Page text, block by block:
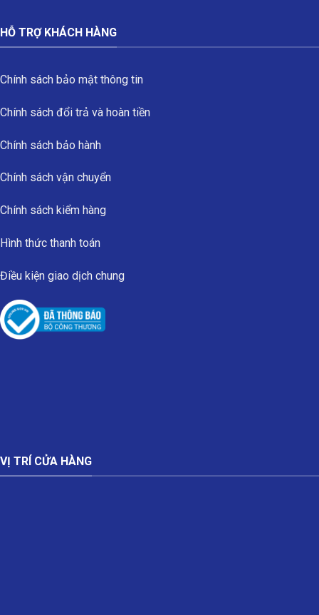
HỖ TRỢ KHÁCH HÀNG
Chính sách bảo mật thông tin
Chính sách đổi trả và hoàn tiền
Chính sách bảo hành
Chính sách vận chuyển
Chính sách kiểm hàng
Hình thức thanh toán
Điều kiện giao dịch chung
VỊ TRÍ CỬA HÀNG